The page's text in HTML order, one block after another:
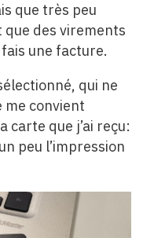
que très peu
que des virements
une facture.
qui ne
me convient
carte que j’ai reçu:
peu l’impression